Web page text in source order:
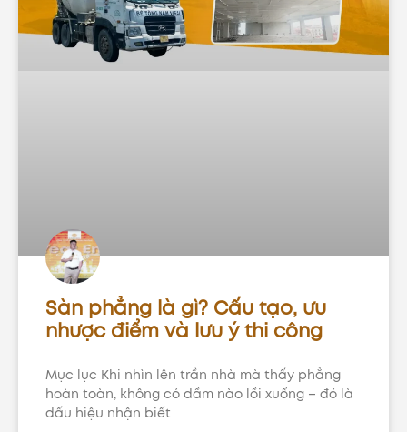
Sàn phẳng là gì? Cấu tạo, ưu
nhược điểm và lưu ý thi công
Mục lục Khi nhìn lên trần nhà mà thấy phẳng
hoàn toàn, không có dầm nào lồi xuống – đó là
dấu hiệu nhận biết